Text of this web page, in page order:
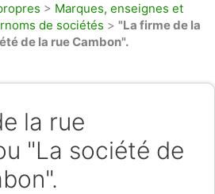
> Marques, enseignes et
de sociétés > "La firme de la
de la rue Cambon".
la rue
"La société de